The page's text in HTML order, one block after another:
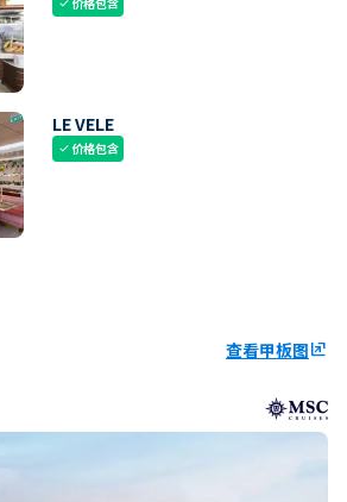
check
LE VELE
check价格包含
查看甲板图ungroup